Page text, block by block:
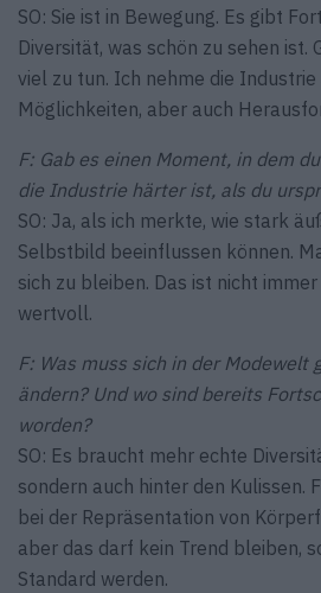
SO: Sie ist in Bewegung. Es gibt
Diversität, was schön zu sehen ist.
viel zu tun. Ich nehme die
Möglichkeiten, aber auch
F: Gab es einen Moment, in dem
die Industrie härter ist, als du
SO: Ja, als ich merkte, wie stark
Selbstbild beeinflussen können.
sich zu bleiben. Das ist nicht
wertvoll.
F: Was muss sich in der Modewelt
ändern? Und wo sind bereits
worden?
SO: Es braucht mehr echte
sondern auch hinter den Kulissen.
bei der Repräsentation von
aber das darf kein Trend bleiben,
Standard werden.